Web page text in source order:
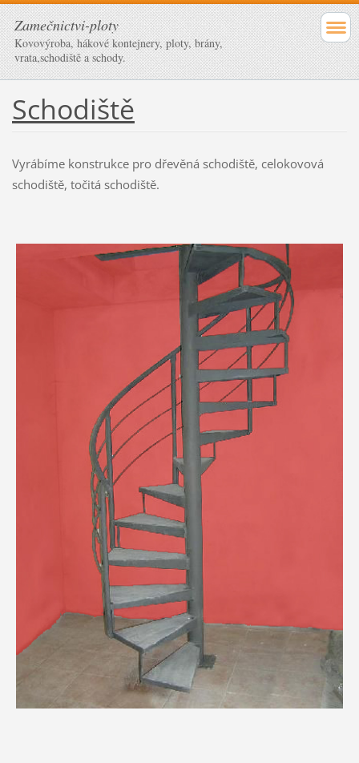
Zamečnictvi-ploty
Kovovýroba, hákové kontejnery, ploty, brány,
vrata,schodiště a schody.
Schodiště
Vyrábíme konstrukce pro dřevěná schodiště, celokovová
schodiště, točitá schodiště.